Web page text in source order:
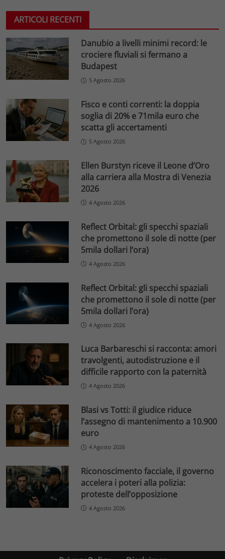
ARTICOLI RECENTI
Danubio a livelli minimi record: le
crociere fluviali si fermano a
Budapest
5 Agosto 2026
Fisco e conti correnti: la doppia
soglia di 20% e 71mila euro che
scatta gli accertamenti
5 Agosto 2026
Ellen Burstyn riceve il Leone d’Oro
alla carriera alla Mostra di Venezia
2026
4 Agosto 2026
Reflect Orbital: gli specchi spaziali
che promettono il sole di notte (per
5mila dollari l’ora)
4 Agosto 2026
Reflect Orbital: gli specchi spaziali
che promettono il sole di notte (per
5mila dollari l’ora)
4 Agosto 2026
Luca Barbareschi si racconta: amori
travolgenti, autodistruzione e il
difficile rapporto con la paternità
4 Agosto 2026
Blasi vs Totti: il giudice riduce
l’assegno di mantenimento a 10.900
euro
4 Agosto 2026
Riconoscimento facciale, il governo
accelera i poteri alla polizia:
proteste dell’opposizione
4 Agosto 2026